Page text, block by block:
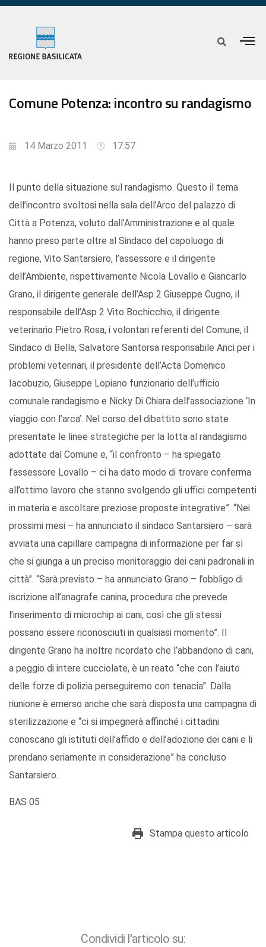
Comune Potenza: incontro su randagismo
14 Marzo 2011 17:57
Il punto della situazione sul randagismo. Questo il tema
dell’incontro svoltosi nella sala dell’Arco del palazzo di
Città a Potenza, voluto dall’Amministrazione e al quale
hanno preso parte oltre al Sindaco del capoluogo di
regione, Vito Santarsiero, l’assessore e il dirigente
dell’Ambiente, rispettivamente Nicola Lovallo e Giancarlo
Grano, il dirigente generale dell’Asp 2 Giuseppe Cugno, il
responsabile dell’Asp 2 Vito Bochicchio, il dirigente
veterinario Pietro Rosa, i volontari referenti del Comune, il
Sindaco di Bella, Salvatore Santorsa responsabile Anci per i
problemi veterinari, il presidente dell’Acta Domenico
Iacobuzio, Giuseppe Lopiano funzionario dell’ufficio
comunale randagismo e Nicky Di Chiara dell’associazione ‘In
viaggio con l’arca’. Nel corso del dibattito sono state
presentate le linee strategiche per la lotta al randagismo
adottate dal Comune e, “il confronto – ha spiegato
l’assessore Lovallo – ci ha dato modo di trovare conferma
all’ottimo lavoro che stanno svolgendo gli uffici competenti
in materia e ascoltare preziose proposte integrative”. “Nei
prossimi mesi – ha annunciato il sindaco Santarsiero – sarà
avviata una capillare campagna di informazione per far sì
che si giunga a un preciso monitoraggio dei cani padronali in
città”. “Sarà previsto – ha annunciato Grano – l’obbligo di
iscrizione all’anagrafe canina, procedura che prevede
l’inserimento di microchip ai cani, così che gli stessi
possano essere riconosciuti in qualsiasi momento”. Il
dirigente Grano ha inoltre ricordato che l’abbandono di cani,
a peggio di intere cucciolate, è un reato “che con l’aiuto
delle forze di polizia perseguiremo con tenacia”. Dalla
riunione è emerso anche che sarà disposta una campagna di
sterilizzazione e “ci si impegnerà affinché i cittadini
conoscano gli istituti dell’affido e dell’adozione dei cani e li
prendano seriamente in considerazione” ha concluso
Santarsiero.
BAS 05
Stampa questo articolo
Condividi l'articolo su: